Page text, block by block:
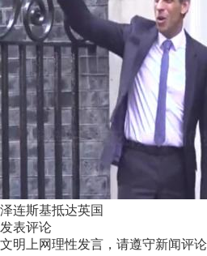
泽连斯基抵达英国
发表评论
文明上网理性发言，请遵守新闻评